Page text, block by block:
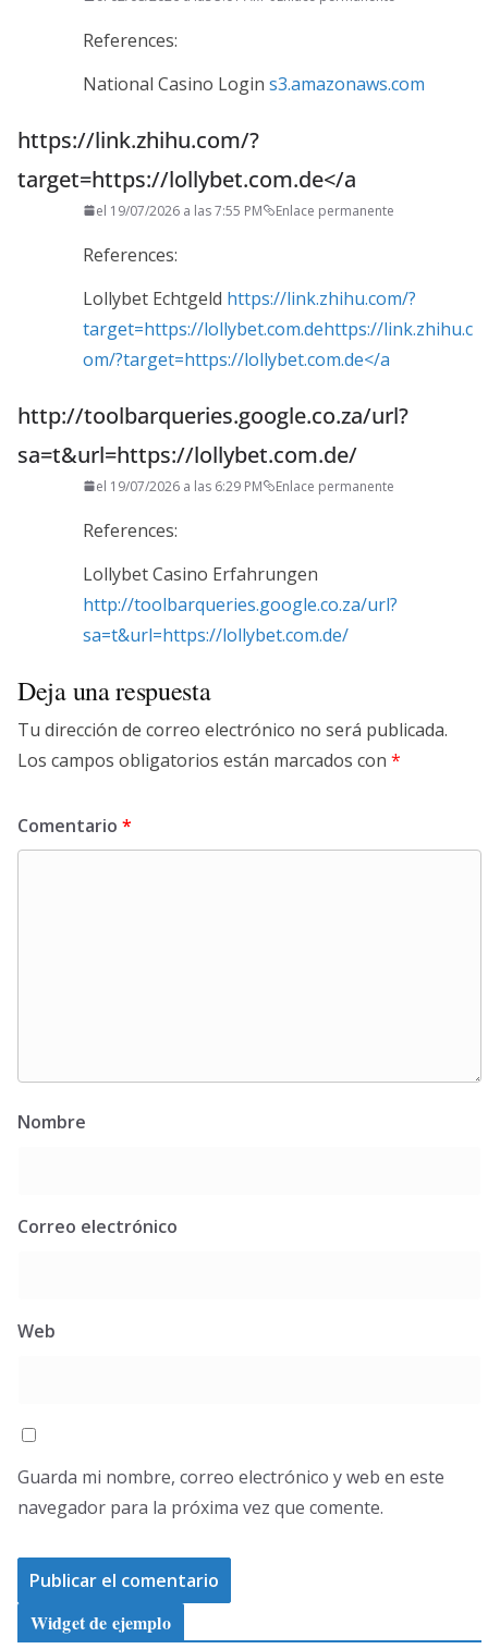
References:
National Casino Login s3.amazonaws.com
https://link.zhihu.com/?
target=https://lollybet.com.de</a
el 19/07/2026 a las 7:55 PM Enlace permanente
References:
Lollybet Echtgeld https://link.zhihu.com/?
target=https://lollybet.com.dehttps://link.zhihu.c
om/?target=https://lollybet.com.de</a
http://toolbarqueries.google.co.za/url?
sa=t&url=https://lollybet.com.de/
el 19/07/2026 a las 6:29 PM Enlace permanente
References:
Lollybet Casino Erfahrungen
http://toolbarqueries.google.co.za/url?
sa=t&url=https://lollybet.com.de/
Deja una respuesta
Tu dirección de correo electrónico no será publicada.
Los campos obligatorios están marcados con *
Comentario *
Nombre
Correo electrónico
Web
Guarda mi nombre, correo electrónico y web en este
navegador para la próxima vez que comente.
Widget de ejemplo